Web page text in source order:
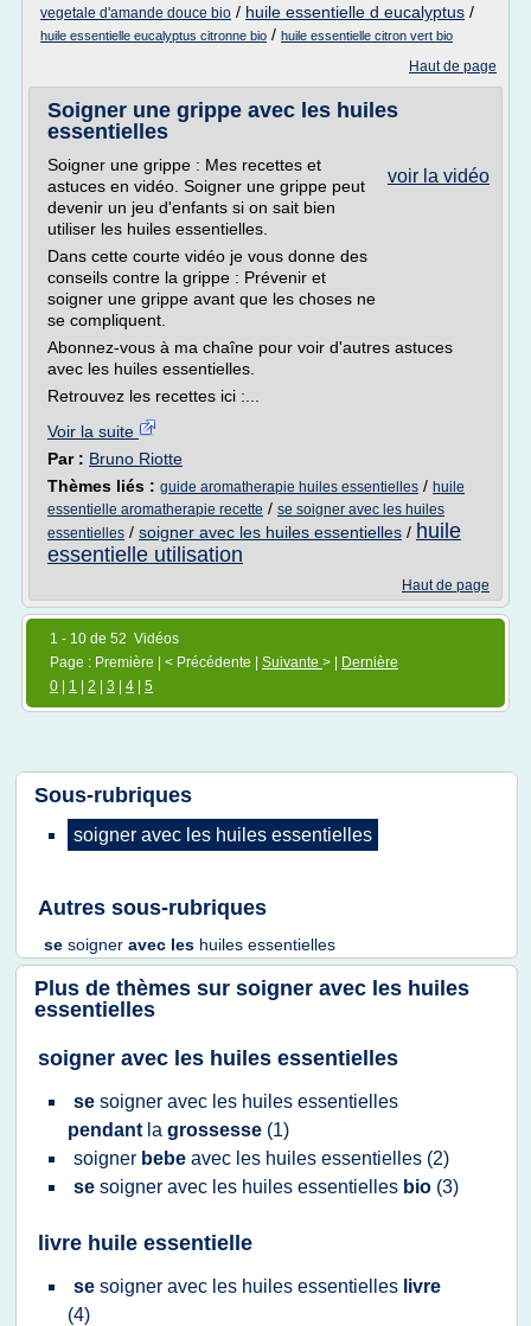
vegetale d'amande douce bio / huile essentielle d eucalyptus /
huile essentielle eucalyptus citronne bio / huile essentielle citron vert bio
Haut de page
Soigner une grippe avec les huiles
essentielles
voir la vidéo
Soigner une grippe : Mes recettes et
astuces en vidéo. Soigner une grippe peut
devenir un jeu d'enfants si on sait bien
utiliser les huiles essentielles.
Dans cette courte vidéo je vous donne des
conseils contre la grippe : Prévenir et
soigner une grippe avant que les choses ne
se compliquent.
Abonnez-vous à ma chaîne pour voir d'autres astuces
avec les huiles essentielles.
Retrouvez les recettes ici :...
Voir la suite
Par : Bruno Riotte
Thèmes liés : guide aromatherapie huiles essentielles / huile
essentielle aromatherapie recette / se soigner avec les huiles
essentielles / soigner avec les huiles essentielles / huile
essentielle utilisation
Haut de page
1 - 10 de 52 Vidéos
Page : Première | < Précédente | Suivante > |
Dernière
0
1 2 3 4 5
Sous-rubriques
soigner avec les huiles essentielles
Autres sous-rubriques
se soigner avec les huiles essentielles
Plus de thèmes sur soigner avec les huiles
essentielles
soigner avec les huiles essentielles
se soigner avec les huiles essentielles
pendant la grossesse (1)
soigner bebe avec les huiles essentielles (2)
se soigner avec les huiles essentielles bio (3)
livre huile essentielle
se soigner avec les huiles essentielles livre
(4)